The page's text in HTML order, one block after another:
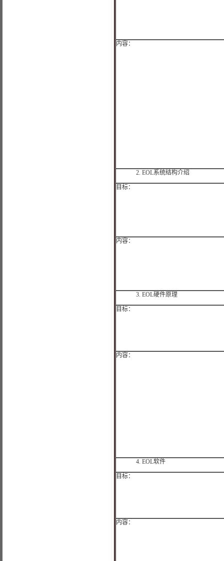
内容：
2. EOL系统结构介绍
目标：
内容：
3. EOL硬件原理
目标：
内容：
4. EOL软件
目标：
内容：